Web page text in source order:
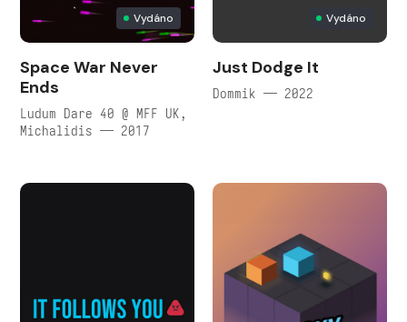
Vydáno
Space War Never
Ends
Ludum Dare 40 @ MFF UK,
Michalidis — 2017
Vydáno
Just Dodge It
Dommik — 2022